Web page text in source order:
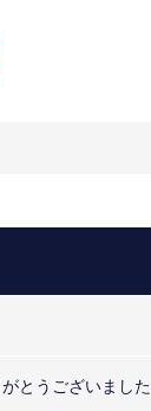
とうございました